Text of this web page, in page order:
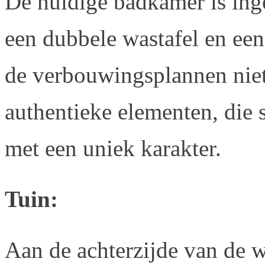
een dubbele wastafel en
de verbouwingsplannen
authentieke elementen, die
met een uniek karakter.
Tuin:
Aan de achterzijde van de